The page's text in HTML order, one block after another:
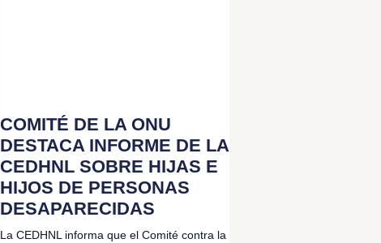
COMITÉ DE LA ONU
DESTACA INFORME DE LA
CEDHNL SOBRE HIJAS E
HIJOS DE PERSONAS
DESAPARECIDAS
La CEDHNL informa que el Comité contra la